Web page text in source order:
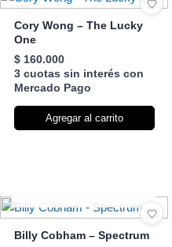
Cory Wong – The Lucky
One
$160.000
3 cuotas sin interés con
Mercado Pago
Agregar al carrito
Billy Cobham – Spectrum